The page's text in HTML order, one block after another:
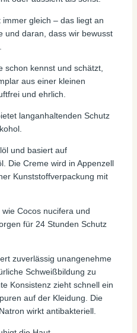
immer gleich – das liegt an
und daran, dass wir bewusst
schon kennst und schätzt,
aus einer kleinen
und ehrlich.
langanhaltenden Schutz
und basiert auf
Die Creme wird in Appenzell
Kunststoffverpackung mit
Cocos nucifera und
für 24 Stunden Schutz
zuverlässig unangenehme
Schweißbildung zu
Konsistenz zieht schnell ein
auf der Kleidung. Die
wirkt antibakteriell.